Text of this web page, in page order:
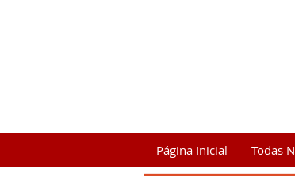
Página Inicial Todas